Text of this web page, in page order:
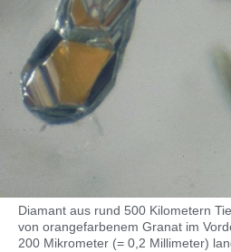
Diamant aus rund 500 Kilometern
von orangefarbenem Granat im
200 Mikrometer (= 0,2 Millimeter)